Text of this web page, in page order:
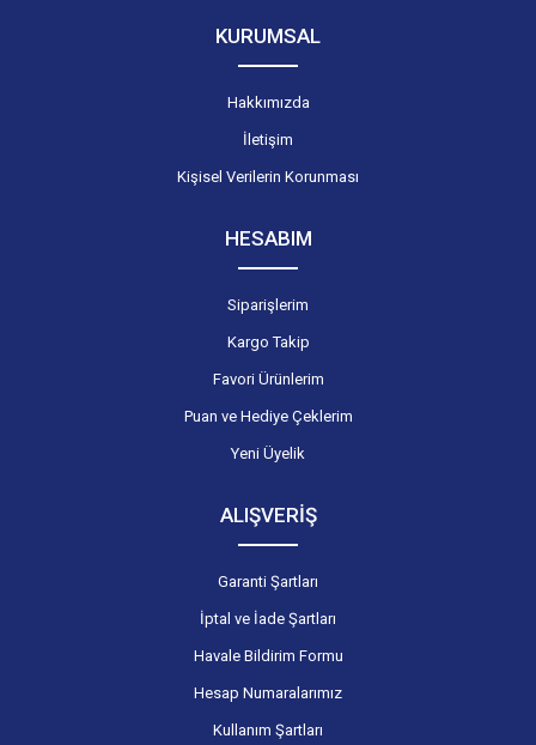
KURUMSAL
Hakkımızda
İletişim
Kişisel Verilerin Korunması
HESABIM
Siparişlerim
Kargo Takip
Favori Ürünlerim
Puan ve Hediye Çeklerim
Yeni Üyelik
ALIŞVERİŞ
Garanti Şartları
İptal ve İade Şartları
Havale Bildirim Formu
Hesap Numaralarımız
Kullanım Şartları